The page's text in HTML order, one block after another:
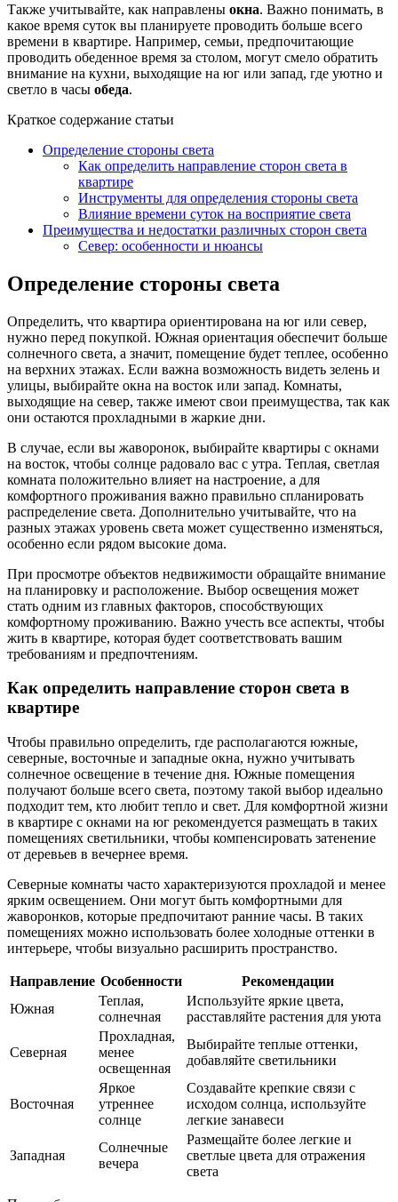
Также учитывайте, как направлены окна. Важно понимать, в
какое время суток вы планируете проводить больше всего
времени в квартире. Например, семьи, предпочитающие
проводить обеденное время за столом, могут смело обратить
внимание на кухни, выходящие на юг или запад, где уютно и
светло в часы обеда.
Краткое содержание статьи
Определение стороны света
Как определить направление сторон света в
квартире
Инструменты для определения стороны света
Влияние времени суток на восприятие света
Преимущества и недостатки различных сторон света
Север: особенности и нюансы
Определение стороны света
Определить, что квартира ориентирована на юг или север,
нужно перед покупкой. Южная ориентация обеспечит больше
солнечного света, а значит, помещение будет теплее, особенно
на верхних этажах. Если важна возможность видеть зелень и
улицы, выбирайте окна на восток или запад. Комнаты,
выходящие на север, также имеют свои преимущества, так как
они остаются прохладными в жаркие дни.
В случае, если вы жаворонок, выбирайте квартиры с окнами
на восток, чтобы солнце радовало вас с утра. Теплая, светлая
комната положительно влияет на настроение, а для
комфортного проживания важно правильно спланировать
распределение света. Дополнительно учитывайте, что на
разных этажах уровень света может существенно изменяться,
особенно если рядом высокие дома.
При просмотре объектов недвижимости обращайте внимание
на планировку и расположение. Выбор освещения может
стать одним из главных факторов, способствующих
комфортному проживанию. Важно учесть все аспекты, чтобы
жить в квартире, которая будет соответствовать вашим
требованиям и предпочтениям.
Как определить направление сторон света в
квартире
Чтобы правильно определить, где располагаются южные,
северные, восточные и западные окна, нужно учитывать
солнечное освещение в течение дня. Южные помещения
получают больше всего света, поэтому такой выбор идеально
подходит тем, кто любит тепло и свет. Для комфортной жизни
в квартире с окнами на юг рекомендуется размещать в таких
помещениях светильники, чтобы компенсировать затенение
от деревьев в вечернее время.
Северные комнаты часто характеризуются прохладой и менее
ярким освещением. Они могут быть комфортными для
жаворонков, которые предпочитают ранние часы. В таких
помещениях можно использовать более холодные оттенки в
интерьере, чтобы визуально расширить пространство.
Направление Особенности
Рекомендации
Южная
Теплая,
солнечная
Используйте яркие цвета,
расставляйте растения для уюта
Северная
Прохладная,
менее
освещенная
Выбирайте теплые оттенки,
добавляйте светильники
Восточная
Яркое
утреннее
солнце
Создавайте крепкие связи с
исходом солнца, используйте
легкие занавеси
Западная
Солнечные
вечера
Размещайте более легкие и
светлые цвета для отражения
света